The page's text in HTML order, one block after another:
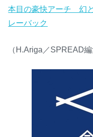
本目の豪快アーチ 幻
レーバック
（H.Ariga／SPREAD編